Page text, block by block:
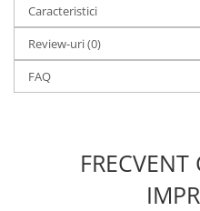
Caracteristici
Review-uri(0)
FAQ